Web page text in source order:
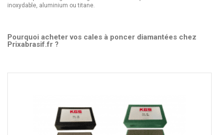
inoxydable, aluminium ou titane.
Pourquoi acheter vos cales à poncer diamantées chez
Prixabrasif.fr ?